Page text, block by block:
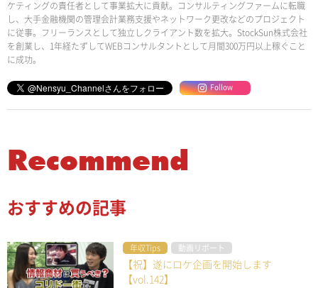
ケティングの責任者として事業拡大に貢献。コンサルティングファームに転職
し、大手金融機関の管理会計業務支援やネットワーク更改などのプロジェクト
に従事。フリーランスとして独立しクライアント数を拡大。StockSun株式会社
を創業し、1年経たずしてWEBコンサルタントとして月間300万円以上稼ぐこと
に成功。
Follow
Recommend
おすすめの記事
年収Tips 動画リポート
【祝】遂にロケ企画を開始します
【vol.142】